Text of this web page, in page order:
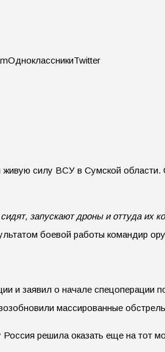
живую силу ВСУ в Сумской
запускают дроны и оттуда их
боевой работы командир
и заявил о начале спецоперации
массированные
решила оказать еще на тот